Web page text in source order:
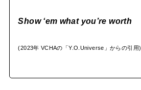
Show ‘em what you’re worth
(2023年 VCHAの「Y.O.Universe」からの引用)